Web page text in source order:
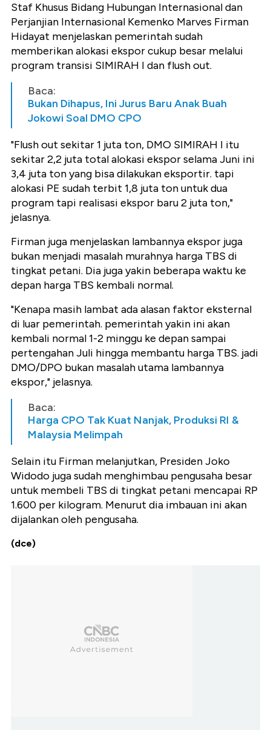
Staf Khusus Bidang Hubungan Internasional dan
Perjanjian Internasional Kemenko Marves Firman
Hidayat menjelaskan pemerintah sudah
memberikan alokasi ekspor cukup besar melalui
program transisi SIMIRAH I dan flush out.
Baca:
Bukan Dihapus, Ini Jurus Baru Anak Buah
Jokowi Soal DMO CPO
"Flush out sekitar 1 juta ton, DMO SIMIRAH I itu
sekitar 2,2 juta total alokasi ekspor selama Juni ini
3,4 juta ton yang bisa dilakukan eksportir. tapi
alokasi PE sudah terbit 1,8 juta ton untuk dua
program tapi realisasi ekspor baru 2 juta ton,"
jelasnya.
Firman juga menjelaskan lambannya ekspor juga
bukan menjadi masalah murahnya harga TBS di
tingkat petani. Dia juga yakin beberapa waktu ke
depan harga TBS kembali normal.
"Kenapa masih lambat ada alasan faktor eksternal
di luar pemerintah. pemerintah yakin ini akan
kembali normal 1-2 minggu ke depan sampai
pertengahan Juli hingga membantu harga TBS. jadi
DMO/DPO bukan masalah utama lambannya
ekspor," jelasnya.
Baca:
Harga CPO Tak Kuat Nanjak, Produksi RI &
Malaysia Melimpah
Selain itu Firman melanjutkan, Presiden Joko
Widodo juga sudah menghimbau pengusaha besar
untuk membeli TBS di tingkat petani mencapai RP
1.600 per kilogram. Menurut dia imbauan ini akan
dijalankan oleh pengusaha.
(dce)